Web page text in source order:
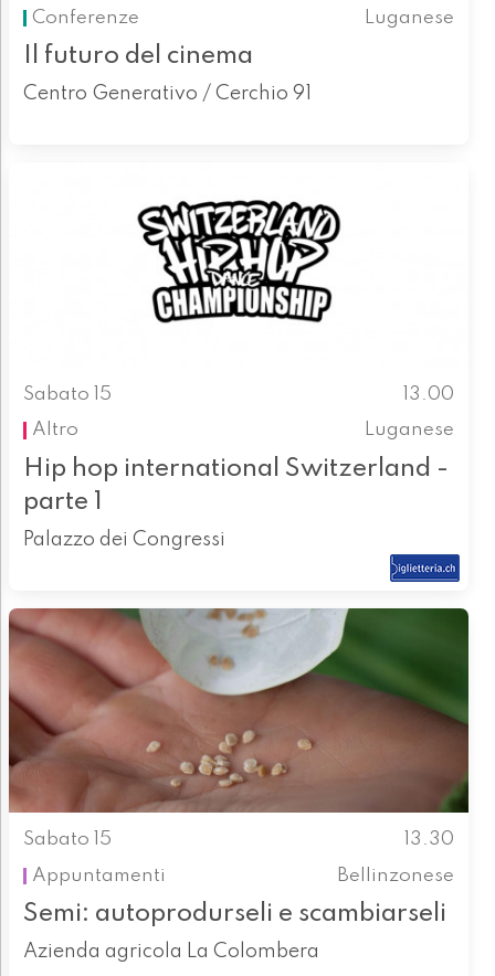
Conferenze Luganese
Il futuro del cinema
Centro Generativo / Cerchio 91
Sabato 15
13.00
Altro
Luganese
Hip hop international Switzerland -
parte 1
Palazzo dei Congressi
Sabato 15
13.30
Appuntamenti
Bellinzonese
Semi: autoprodurseli e scambiarseli
Azienda agricola La Colombera